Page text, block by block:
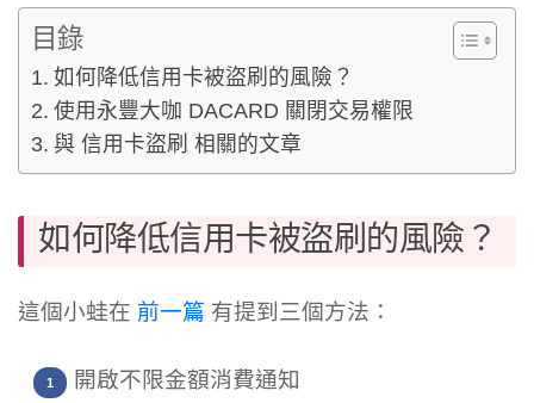
目錄
如何降低信用卡被盜刷的風險？
使用永豐大咖 DACARD 關閉交易權限
與 信用卡盜刷 相關的文章
如何降低信用卡被盜刷的風險？
這個小蛙在 前一篇 有提到三個方法：
開啟不限金額消費通知